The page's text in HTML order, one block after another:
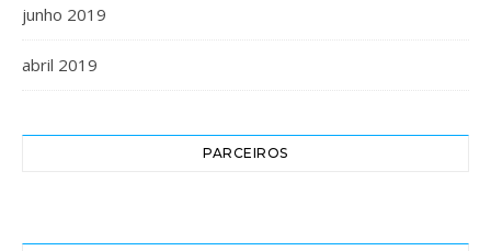
junho 2019
abril 2019
PARCEIROS